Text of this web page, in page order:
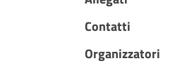
Contatti
Organizzatori